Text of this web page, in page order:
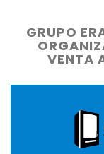
GRUPO
VENTA